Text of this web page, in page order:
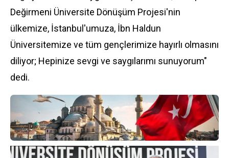
Değirmeni Üniversite Dönüşüm Projesi'nin
ülkemize, İstanbul'umuza, İbn Haldun
Üniversitemize ve tüm gençlerimize hayırlı olmasını
diliyor; Hepinize sevgi ve saygılarımı sunuyorum"
dedi.